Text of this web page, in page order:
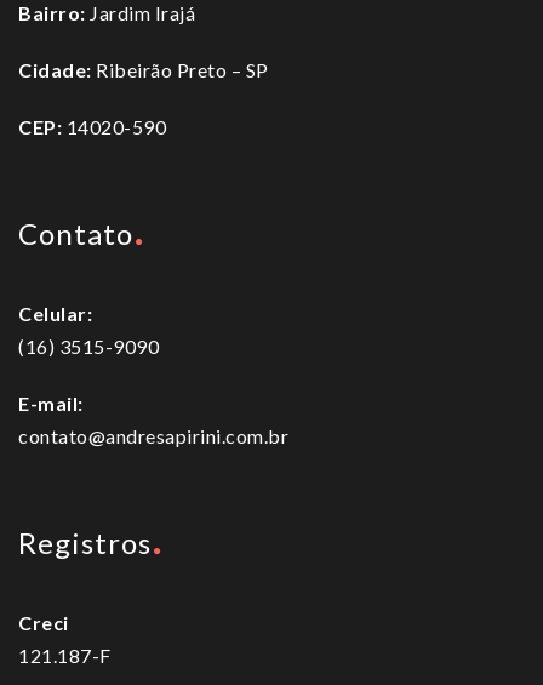
Bairro: Jardim Irajá
Cidade: Ribeirão Preto – SP
CEP: 14020-590
Contato
Celular:
(16) 3515-9090
E-mail:
contato@andresapirini.com.br
Registros
Creci
121.187-F